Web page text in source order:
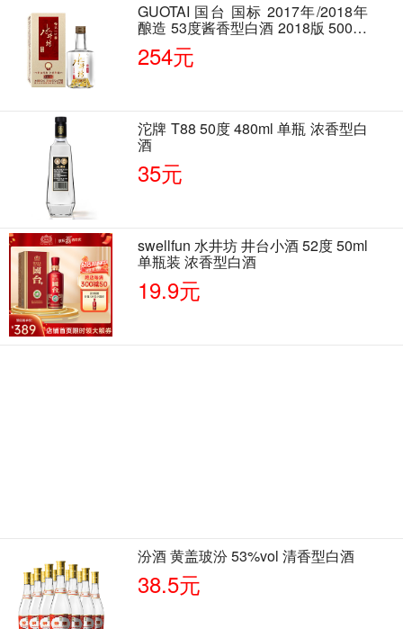
GUOTAI 国台 国标 2017年/2018年
酿造 53度酱香型白酒 2018版 500ml
单瓶装
254元
沱牌 T88 50度 480ml 单瓶 浓香型白
酒
35元
swellfun 水井坊 井台小酒 52度 50ml
单瓶装 浓香型白酒
19.9元
汾酒 黄盖玻汾 53%vol 清香型白酒
38.5元